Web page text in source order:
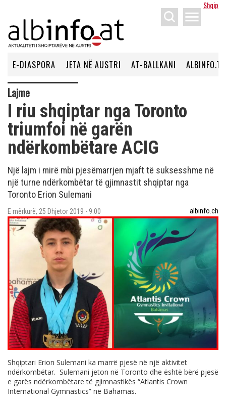
Shqip
menu
E-DIASPORA JETA NË AUSTRI AT-BALLKANI ALBINFO.TV
Lajme
I riu shqiptar nga Toronto
triumfoi në garën
ndërkombëtare ACIG
Një lajm i mirë mbi pjesëmarrjen mjaft të suksesshme në
një turne ndërkombëtar të gjimnastit shqiptar nga
Toronto Erion Sulemani
E mërkurë, 25 Dhjetor 2019 - 9:00 albinfo.ch
Shqiptari Erion Sulemani ka marrë pjesë në një aktivitet
ndërkombëtar. Sulemani jeton në Toronto dhe është bërë pjesë
e garës ndërkombëtare të gjimnastikës “Atlantis Crown
International Gymnastics” në Bahamas.